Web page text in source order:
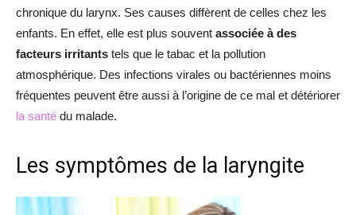
chronique du larynx. Ses causes diffèrent de celles chez les
enfants. En effet, elle est plus souvent associée à des
facteurs irritants tels que le tabac et la pollution
atmosphérique. Des infections virales ou bactériennes moins
fréquentes peuvent être aussi à l’origine de ce mal et détériorer
la santé du malade.
Les symptômes de la laryngite